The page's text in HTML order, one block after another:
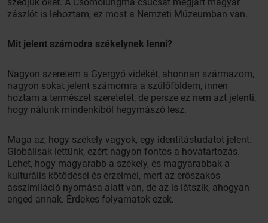
zászlót is lehoztam, ez most a Nemzeti Múzeumban van.
Mit jelent számodra székelynek lenni?
Nagyon szeretem a Gyergyó vidékét, ahonnan származom,
nagyon sokat jelent számomra a szülőföldem, innen
hoztam a természet szeretetét, de persze ez nem azt jelenti,
hogy nálunk mindenkiből hegymászó lesz.
Maga az, hogy székely vagyok, egy identitástudatot jelent.
Globálisak lettünk, ezért nagyon fontos a hovatartozás.
Lehet, hogy magyarabb a székely, és magyarabbak a
kulturális kötődései és érzelmei, mert az erőszakos
asszimiláció nyomása alatt van, de az is látszik, ahogyan
enged annak. Érdekes folyamatok ezek.